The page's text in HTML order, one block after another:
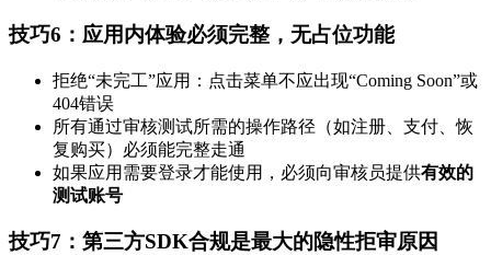
技巧6：应用内体验必须完整，无占位功能
拒绝“未完工”应用：点击菜单不应出现“Coming Soon”或
404错误
所有通过审核测试所需的操作路径（如注册、支付、恢
复购买）必须能完整走通
如果应用需要登录才能使用，必须向审核员提供有效的
测试账号
技巧7：第三方SDK合规是最大的隐性拒审原因